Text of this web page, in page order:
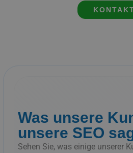
Was unsere
unsere SEO
Sehen Sie, was einige unserer